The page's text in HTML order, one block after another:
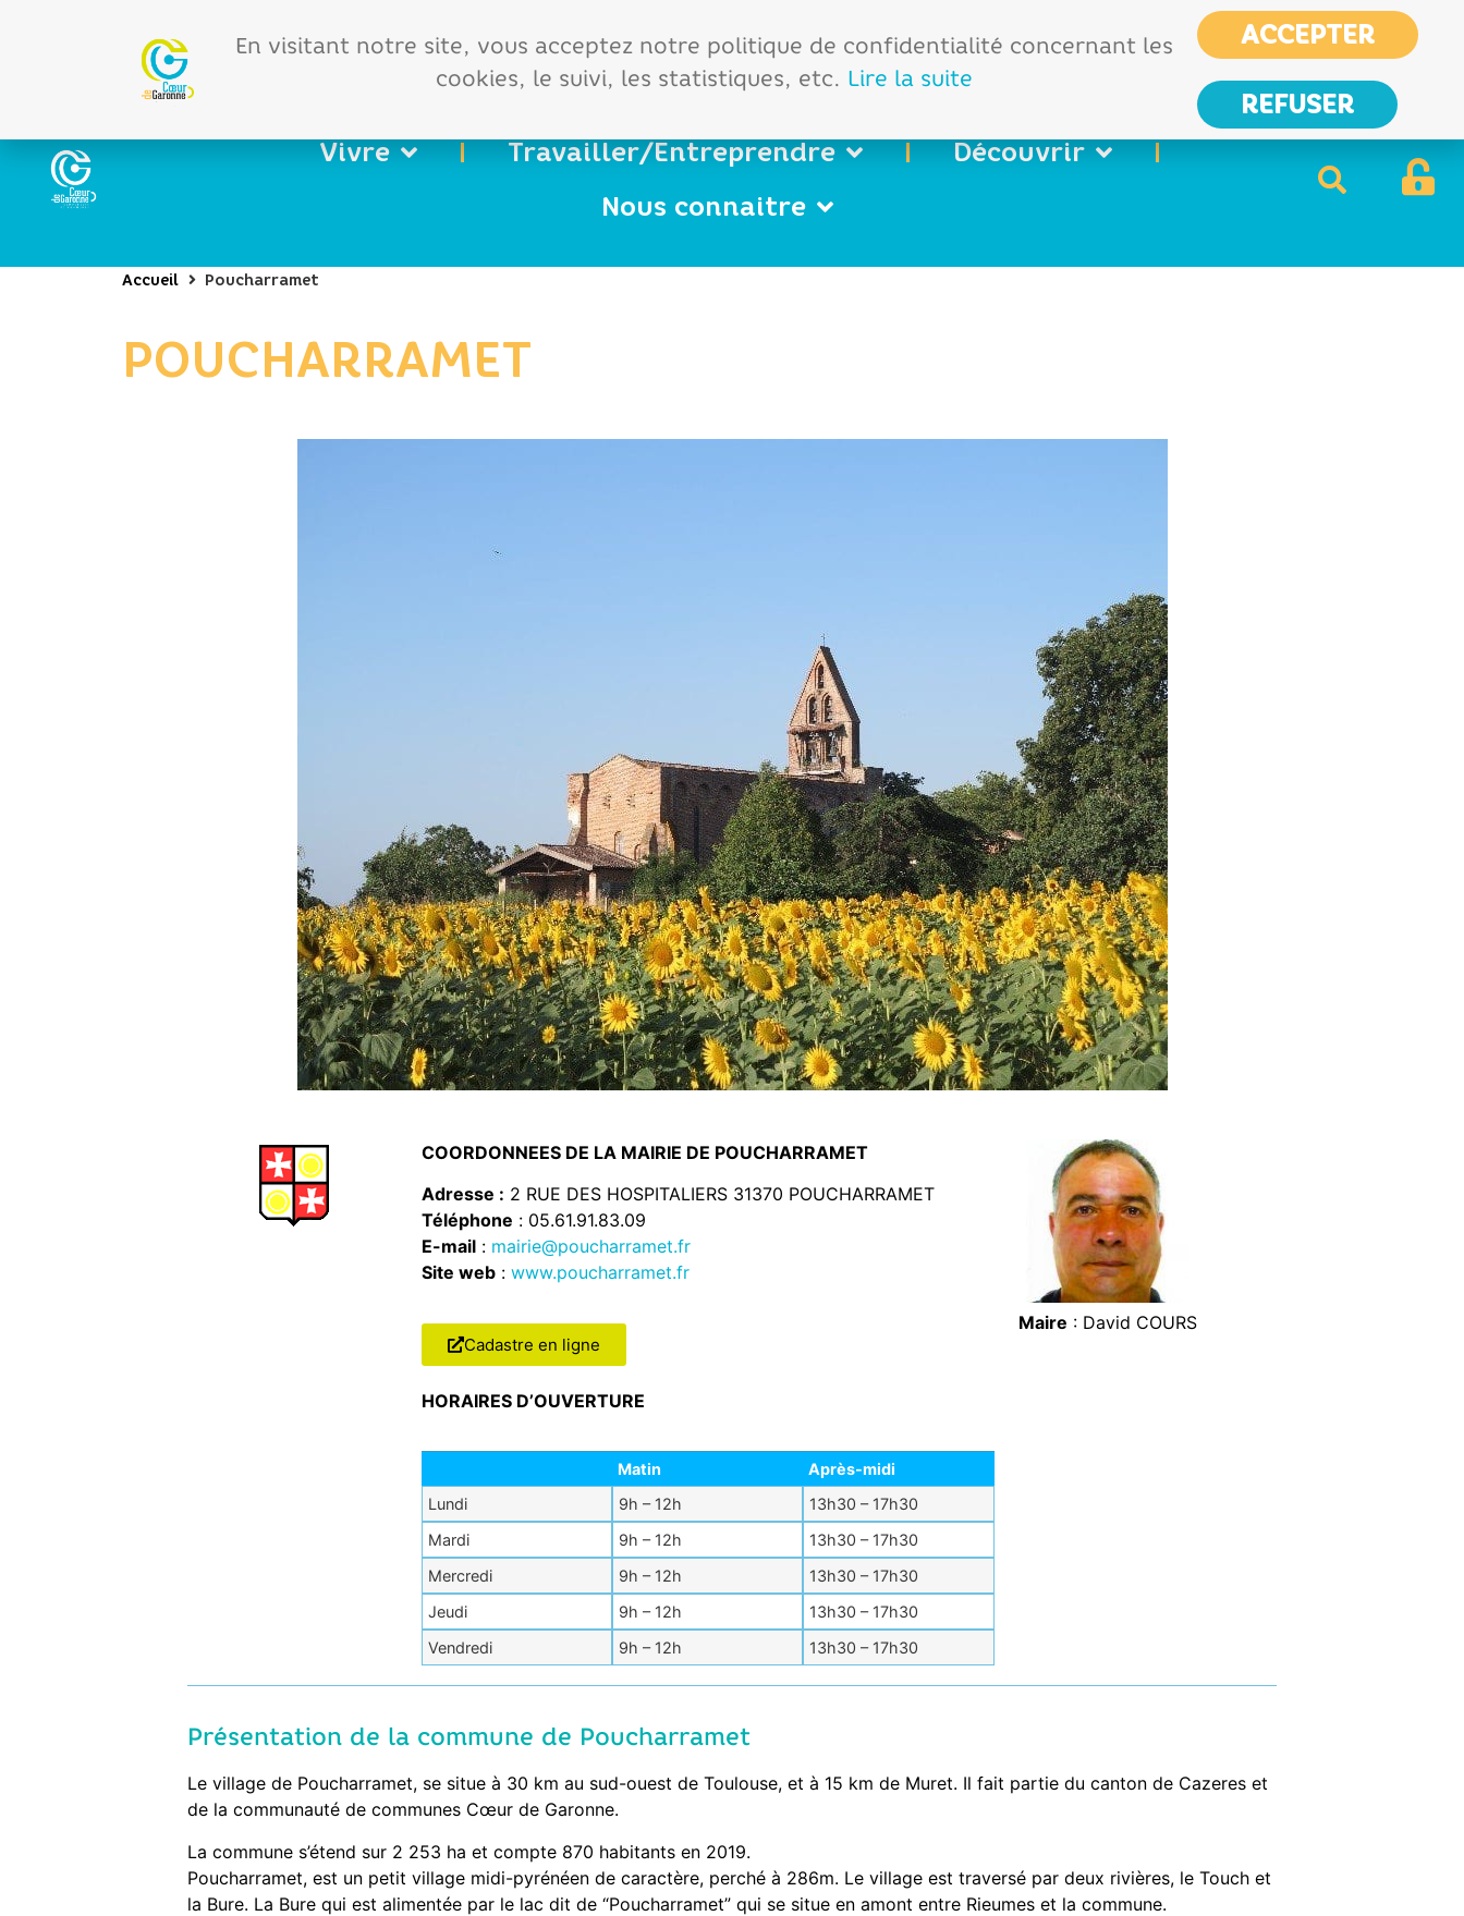
France services
Nous
contacter
Vivre Travailler/Entreprendre
Découvrir
Nous connaitre
Accueil Poucharramet
POUCHARRAMET
COORDONNEES DE LA MAIRIE DE POUCHARRAMET
Adresse : 2 RUE DES HOSPITALIERS 31370 POUCHARRAMET
Téléphone : 05.61.91.83.09
E-mail: mairie@poucharramet.fr
Site web: www.poucharramet.fr
Cadastre en ligne
HORAIRES D’OUVERTURE
Matin
Après-midi
Lundi
9h – 12h
13h30 – 17h30
Mardi
9h – 12h
13h30 – 17h30
Mercredi
9h – 12h
13h30 – 17h30
Jeudi
9h – 12h
13h30 – 17h30
Vendredi
9h – 12h 13h30 – 17h30
Maire : David COURS
Présentation de la commune de Poucharramet
Le village de Poucharramet, se situe à 30 km au sud-ouest de Toulouse, et à 15 km de Muret. Il fait partie du canton de Cazeres et
de la communauté de communes Cœur de Garonne.
La commune s’étend sur 2 253 ha et compte 870 habitants en 2019.
Poucharramet, est un petit village midi-pyrénéen de caractère, perché à 286m. Le village est traversé par deux rivières, le Touch et
la Bure. La Bure qui est alimentée par le lac dit de “Poucharramet” qui se situe en amont entre Rieumes et la commune.
En visitant notre site, vous acceptez notre politique de confidentialité concernant les
cookies, le suivi, les statistiques, etc. Lire la suite
ACCEPTER
REFUSER